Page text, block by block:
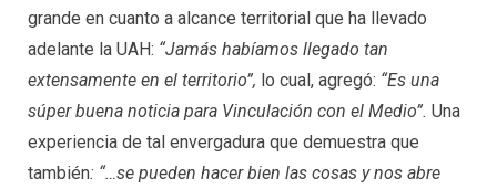
grande en cuanto a alcance territorial que ha llevado
adelante la UAH: “Jamás habíamos llegado tan
extensamente en el territorio”, lo cual, agregó: “Es una
súper buena noticia para Vinculación con el Medio”. Una
experiencia de tal envergadura que demuestra que
también: “…se pueden hacer bien las cosas y nos abre